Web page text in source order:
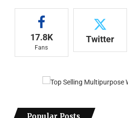
17.8K
Fans
Twitter